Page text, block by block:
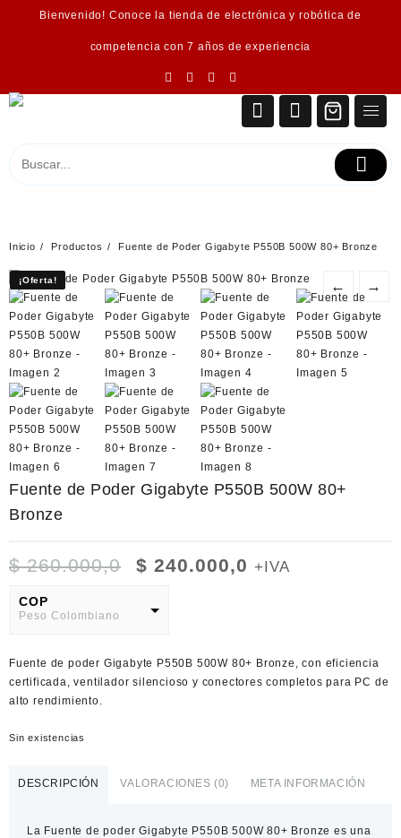
Bienvenido! Conoce la tienda de electrónica y robótica de
competencia con 7 años de experiencia
Inicio Productos Fuente de Poder Gigabyte P550B 500W 80+ Bronze
¡Oferta! ← →
Fuente de Poder Gigabyte P550B 500W 80+
Bronze
$260.000,0
El
$ 240.000,0 El
+IVA
COP
Peso Colombiano
American Dollar
Fuente de poder Gigabyte P550B 500W 80+ Bronze, con eficiencia
certificada, ventilador silencioso y conectores completos para PC de
alto rendimiento.
Sin existencias
DESCRIPCIÓN VALORACIONES (0) META INFORMACIÓN
La Fuente de poder Gigabyte P550B 500W 80+ Bronze es una
¡Oferta!